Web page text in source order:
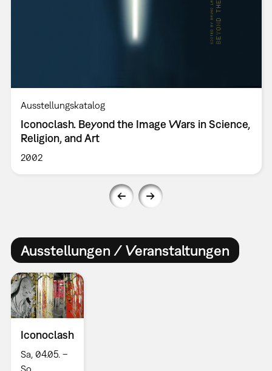
Ausstellungskatalog
Iconoclash. Beyond the Image Wars in Science,
Religion, and Art
2002
Ausstellungen / Veranstaltungen
Iconoclash
Sa, 04.05. –
So,